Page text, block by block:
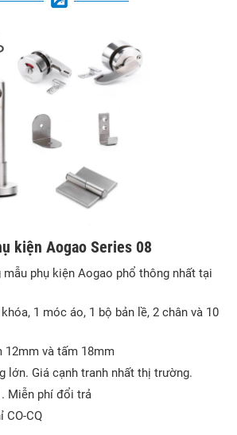
kiện Aogao Series 08
phụ kiện Aogao phổ thông nhất tại
1 móc áo, 1 bộ bản lề, 2 chân và 10
12mm và tấm 18mm
lớn. Giá cạnh tranh nhất thị trường.
Miễn phí đổi trả
CO-CQ